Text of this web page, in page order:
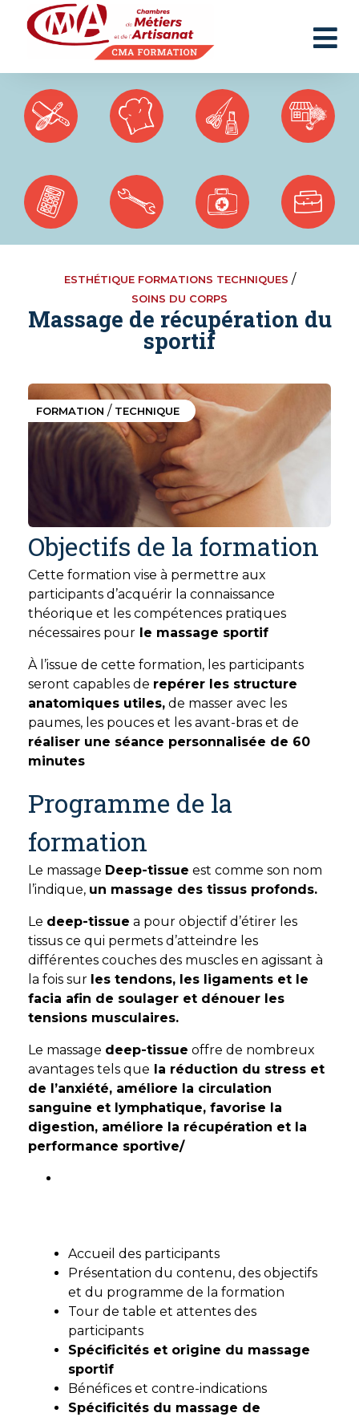
ESTHÉTIQUE FORMATIONS TECHNIQUES /
SOINS DU CORPS
Massage de récupération du
sportif
FORMATION / TECHNIQUE
Objectifs de la formation
Cette formation vise à permettre aux
participants d’acquérir la connaissance
théorique et les compétences pratiques
nécessaires pour le massage sportif
À l’issue de cette formation, les participants
seront capables de repérer les structure
anatomiques utiles, de masser avec les
paumes, les pouces et les avant-bras et de
réaliser une séance personnalisée de 60
minutes
Programme de la
formation
Le massage Deep-tissue est comme son nom
l’indique, un massage des tissus profonds.
Le deep-tissue a pour objectif d’étirer les
tissus ce qui permets d’atteindre les
différentes couches des muscles en agissant à
la fois sur les tendons, les ligaments et le
facia afin de soulager et dénouer les
tensions musculaires.
Le massage deep-tissue offre de nombreux
avantages tels que la réduction du stress et
de l’anxiété, améliore la circulation
sanguine et lymphatique, favorise la
digestion, améliore la récupération et la
performance sportive/
Accueil des participants
Présentation du contenu, des objectifs
et du programme de la formation
Tour de table et attentes des
participants
Spécificités et origine du massage
sportif
Bénéfices et contre-indications
Spécificités du massage de
Panneau de gestion des cookies